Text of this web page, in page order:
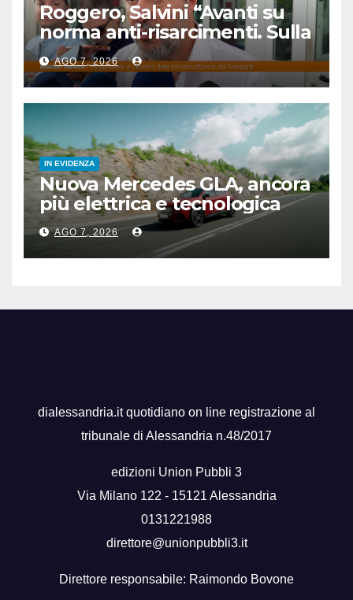
Roggero, Salvini “Avanti su
norma anti-risarcimenti. Sulla
grazia profilo basso”
AGO 7, 2026
IN EVIDENZA
Nuova Mercedes GLA, ancora
più elettrica e tecnologica
AGO 7, 2026
dialessandria.it quotidiano on line registrazione al
tribunale di Alessandria n.48/2017
edizioni Union Pubbli 3
Via Milano 122 - 15121 Alessandria
0131221988
direttore@unionpubbli3.it
Direttore responsabile: Raimondo Bovone